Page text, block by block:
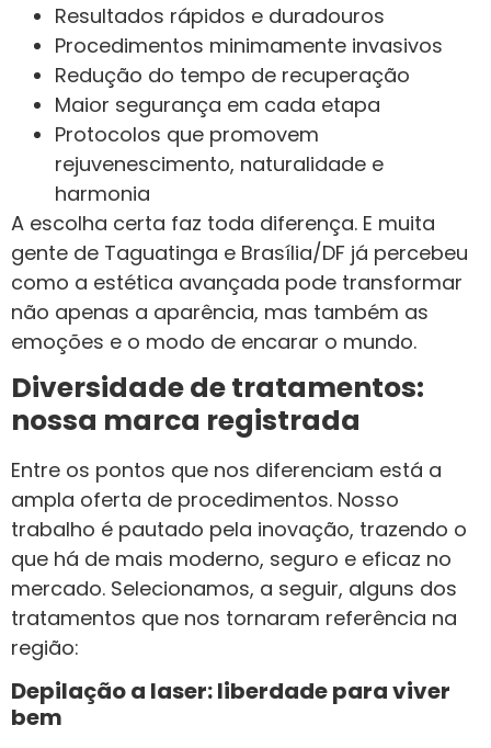
Resultados rápidos e duradouros
Procedimentos minimamente invasivos
Redução do tempo de recuperação
Maior segurança em cada etapa
Protocolos que promovem
rejuvenescimento, naturalidade e
harmonia
A escolha certa faz toda diferença. E muita
gente de Taguatinga e Brasília/DF já percebeu
como a estética avançada pode transformar
não apenas a aparência, mas também as
emoções e o modo de encarar o mundo.
Diversidade de tratamentos:
nossa marca registrada
Entre os pontos que nos diferenciam está a
ampla oferta de procedimentos. Nosso
trabalho é pautado pela inovação, trazendo o
que há de mais moderno, seguro e eficaz no
mercado. Selecionamos, a seguir, alguns dos
tratamentos que nos tornaram referência na
região:
Depilação a laser: liberdade para viver
bem